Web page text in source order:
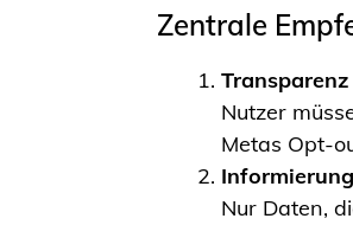
Zentrale
Nutzer
Metas Opt-
Nur Daten,